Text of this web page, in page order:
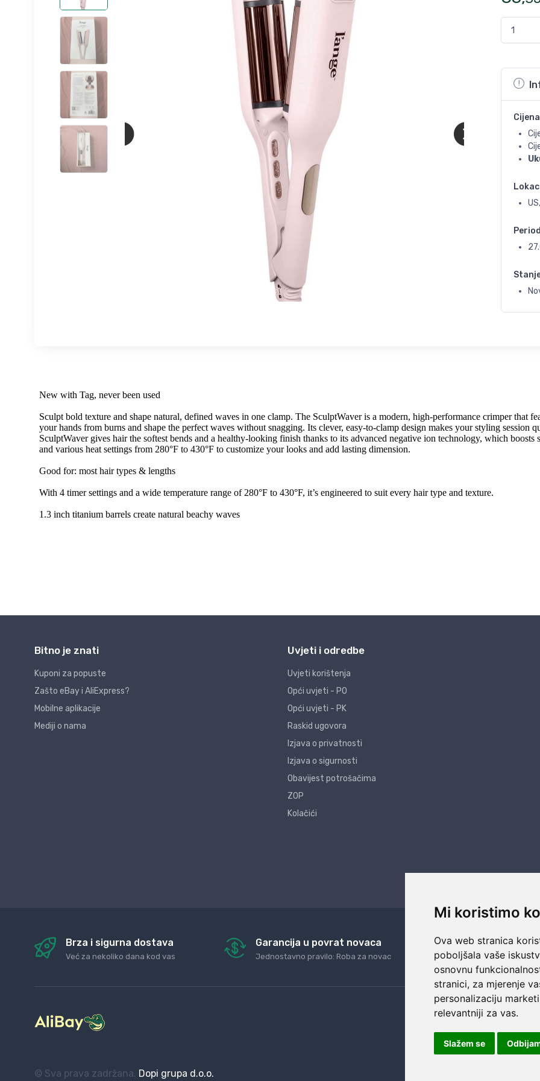
Mi koristimo
Ova web stranica
poboljšala vaše
osnovnu
stranici, za mjerenje
personalizaciju
relevantniji za vas.
Slažem se
Cijena
Bitno je znati
Kuponi za popuste
Zašto eBay i AliExpress?
Mobilne aplikacije
Mediji o nama
Uvjeti i odredbe
Uvjeti korištenja
Opći uvjeti - PO
Opći uvjeti - PK
Raskid ugovora
Izjava o privatnosti
Izjava o sigurnosti
Obavijest potrošačima
ZOP
Kolačići
Brza i sigurna dostava
Već za nekoliko dana kod vas
Garancija u povrat novaca
Jednostavno pravilo: Roba za novac
24/7 odlična
Naši agenti uvijek na
© Sva prava zadržana. Dopi grupa d.o.o.